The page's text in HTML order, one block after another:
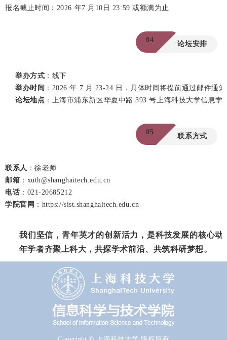
报名截止时间：2026 年7 月10日 23:59 或额满为止
04
论坛安排
举办方式 ：线下
举办时间 ：2026 年 7 月 23-24 日，具体时间将提前通过邮件通
论坛地点 ：上海市浦东新区华夏中路 393 号上海科技大学信息学
05
联系方式
联系人 ：徐老师
邮箱 ：xuth@shanghaitech.edu.cn
电话 ：021-20685212
学院官网 ：https://sist.shanghaitech.edu.cn
我们坚信，青年英才的创新活力，是科技发展的核心
年学者齐聚上科大，共探学术前沿、共筑科研梦想。